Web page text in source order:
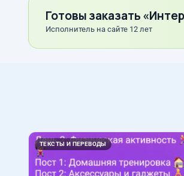
Готовы заказать
Исполнитель на сайте 12 лет
ТЕКСТЫ И ПЕРЕВОДЫ